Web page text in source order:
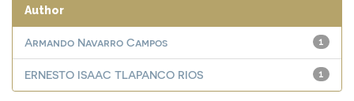
Author
1
Armando Navarro Campos
1
ERNESTO ISAAC TLAPANCO RIOS